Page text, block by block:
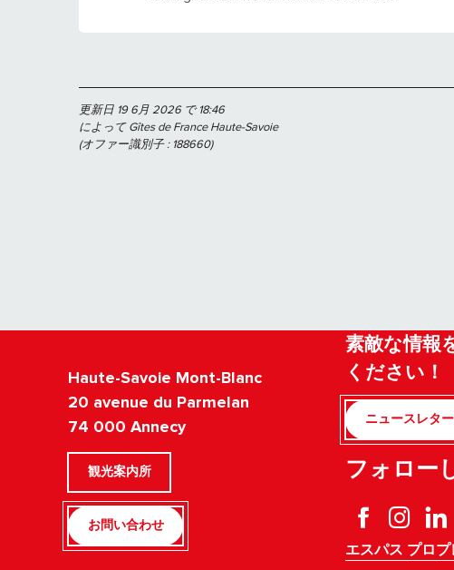
更新日 19 6月 2026 で 18:46
によって Gîtes de France Haute-Savoie
(オファー識別子 : 188660)
Haute-Savoie Mont-Blanc
20 avenue du Parmelan
74 000 Annecy
観光案内所
お問い合わせ
素敵な情報
ください！
ニュースレタ
フォロー
エスパス プロ